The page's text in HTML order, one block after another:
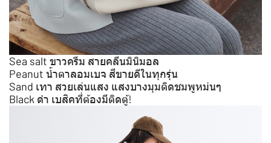
Sea salt ขาวครีม สายคลีนมินิมอล
Peanut น้ำตาลอมเบจ สีขายดีในทุกรุ่น
Sand เทา สวยเล่นแสง แสงบางมุมติดชมพูหม่นๆ
Black ดำ เบสิคที่ต้องมีติดตู้!